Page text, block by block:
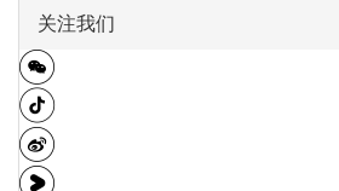
关注我们